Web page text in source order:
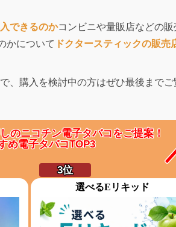
できるのかコンビニや量販店などの販
かについて ドクタースティックの販売
、購入を検討中の方はぜひ最後までご
のニコチン電子タバコをご提案！
め電子タバコTOP3
選べるEリキッド